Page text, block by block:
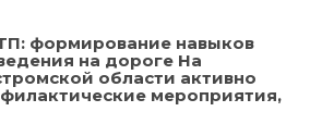
формирование навыков
на дороге На
области активно
мероприятия,